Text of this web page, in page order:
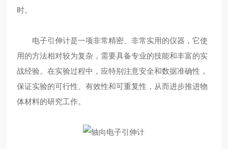
时。
电子引伸计是一项非常精密、非常实用的仪器，它使
用的方法相对较为复杂，需要具备专业的技能和丰富的实
战经验。在实验过程中，应特别注意安全和数据准确性，
保证实验的可行性、有效性和可重复性，从而进步推进物
体材料的研究工作。